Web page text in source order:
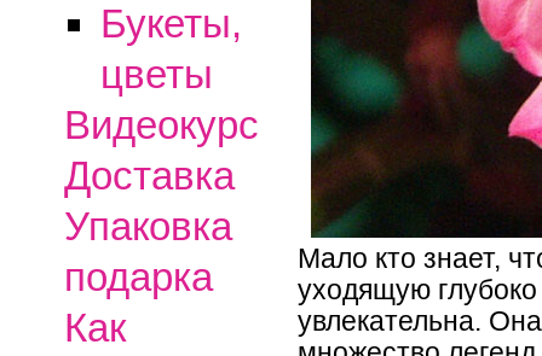
Букеты,
цветы
Видеокурс
Доставка
Упаковка
подарка
Как
Мало кто знает,
уходящую
увлекательна.